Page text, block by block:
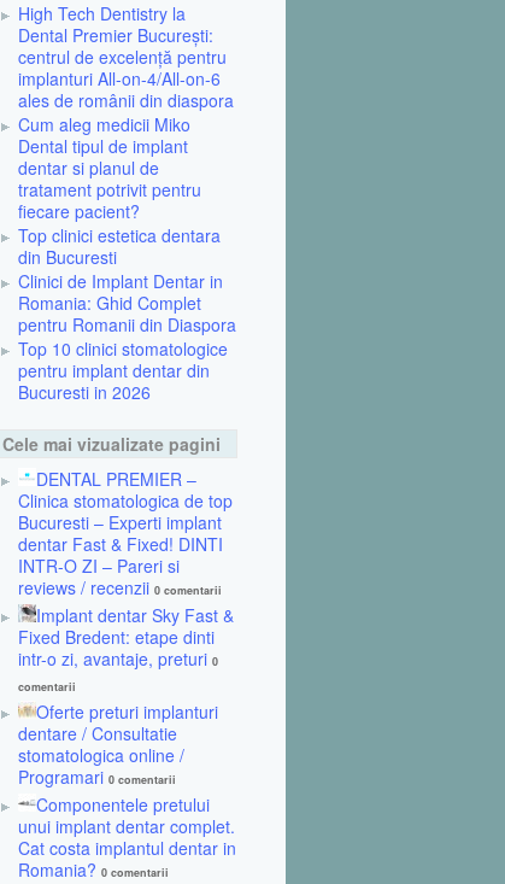
High Tech Dentistry la
Dental Premier București:
centrul de excelență pentru
implanturi All-on-4/All-on-6
ales de românii din diaspora
Cum aleg medicii Miko
Dental tipul de implant
dentar si planul de
tratament potrivit pentru
fiecare pacient?
Top clinici estetica dentara
din Bucuresti
Clinici de Implant Dentar in
Romania: Ghid Complet
pentru Romanii din Diaspora
Top 10 clinici stomatologice
pentru implant dentar din
Bucuresti in 2026
Cele mai vizualizate pagini
DENTAL PREMIER –
Clinica stomatologica de top
Bucuresti – Experti implant
dentar Fast & Fixed! DINTI
INTR-O ZI – Pareri si
reviews / recenzii 0 comentarii
Implant dentar Sky Fast &
Fixed Bredent: etape dinti
intr-o zi, avantaje, preturi 0
comentarii
Oferte preturi implanturi
dentare / Consultatie
stomatologica online /
Programari 0 comentarii
Componentele pretului
unui implant dentar complet.
Cat costa implantul dentar in
Romania? 0 comentarii